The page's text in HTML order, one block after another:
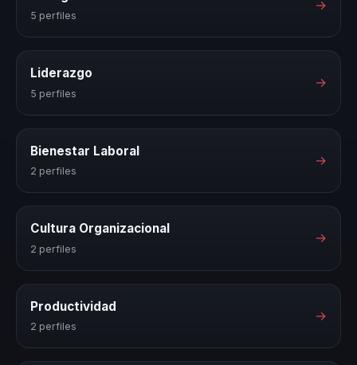
5 perfiles
→
Liderazgo
5 perfiles
→
Bienestar Laboral
2 perfiles
→
Cultura Organizacional
2 perfiles
→
Productividad
2 perfiles
→